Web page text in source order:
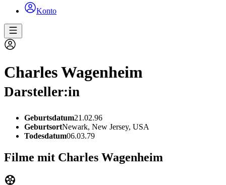
Konto
Charles Wagenheim
Darsteller:in
Geburtsdatum21.02.96
GeburtsortNewark, New Jersey, USA
Todesdatum06.03.79
Filme mit Charles Wagenheim